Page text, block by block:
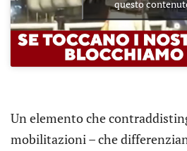
questo
Un elemento che
mobilitazioni – che